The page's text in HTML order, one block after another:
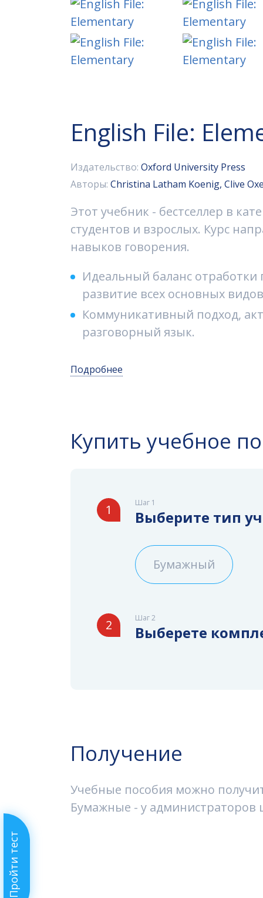
Пройти тест
English File:
Издательство: Oxford University Press
Авторы: Christina Latham Koenig, Clive
Этот учебник - бестселлер в
студентов и взрослых. Курс
навыков говорения.
Идеальный баланс
развитие всех основных
Коммуникативный подход,
разговорный язык.
Подробнее
Купить учебное
Шаг 1
1 Выберите тип
Бумажный
Шаг 2
2 Выберете
Получение
Учебные пособия можно
Бумажные - у